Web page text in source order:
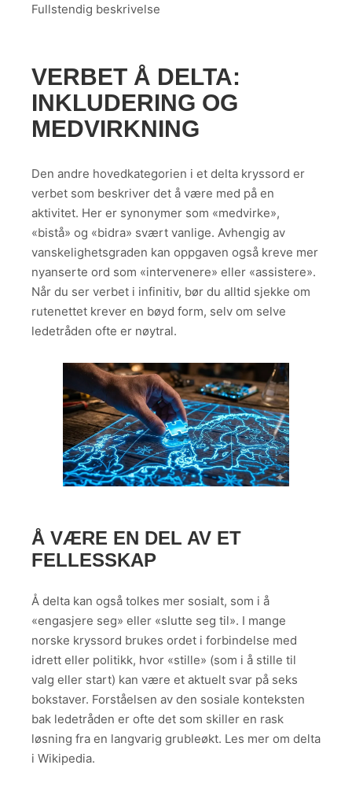
Fullstendig beskrivelse
VERBET Å DELTA:
INKLUDERING OG
MEDVIRKNING
Den andre hovedkategorien i et delta kryssord er
verbet som beskriver det å være med på en
aktivitet. Her er synonymer som «medvirke»,
«bistå» og «bidra» svært vanlige. Avhengig av
vanskelighetsgraden kan oppgaven også kreve mer
nyanserte ord som «intervenere» eller «assistere».
Når du ser verbet i infinitiv, bør du alltid sjekke om
rutenettet krever en bøyd form, selv om selve
ledetråden ofte er nøytral.
Å VÆRE EN DEL AV ET
FELLESSKAP
Å delta kan også tolkes mer sosialt, som i å
«engasjere seg» eller «slutte seg til». I mange
norske kryssord brukes ordet i forbindelse med
idrett eller politikk, hvor «stille» (som i å stille til
valg eller start) kan være et aktuelt svar på seks
bokstaver. Forståelsen av den sosiale konteksten
bak ledetråden er ofte det som skiller en rask
løsning fra en langvarig grubleøkt. Les mer om delta
i Wikipedia.